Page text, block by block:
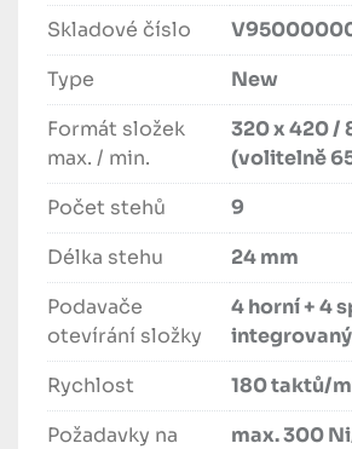
Skladové číslo
Type
New
Formát složek
max. / min.
320 x 420 /
(volitelně
Počet stehů
9
Délka stehu
24 mm
Podavače
otevírání složky
4 horní + 4
Rychlost
180 taktů/
Požadavky na
max. 300